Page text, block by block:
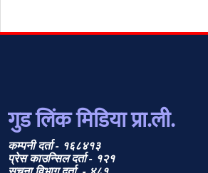
गुड लिंक मिडिया प्रा.ली.
कम्पनी दर्ता - १६८४१३
प्रेस काउन्सिल दर्ता - १२१